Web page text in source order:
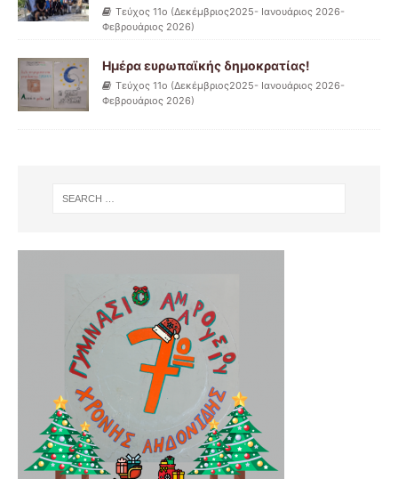
Τεύχος 11ο (Δεκέμβριος2025- Ιανουάριος 2026-
Φεβρουάριος 2026)
Ημέρα ευρωπαϊκής δημοκρατίας!
Τεύχος 11ο (Δεκέμβριος2025- Ιανουάριος 2026-
Φεβρουάριος 2026)